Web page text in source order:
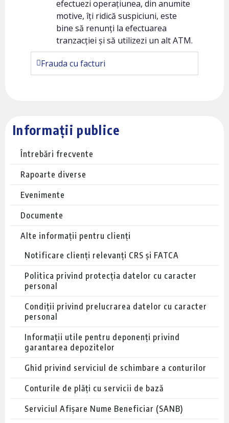
Informații publice
Întrebări frecvente
Rapoarte diverse
Evenimente
Documente
Alte informații pentru clienți
Notificare clienți relevanți CRS și FATCA
Politica privind protecția datelor cu caracter
personal
Condiții privind prelucrarea datelor cu caracter
personal
Informații utile pentru deponenți privind
garantarea depozitelor
Ghid privind serviciul de schimbare a conturilor
Conturile de plăți cu servicii de bază
Serviciul Afișare Nume Beneficiar (SANB)
efectuezi operațiunea, din anumite
motive, îți ridică suspiciuni, este
bine să renunți la efectuarea
tranzacției și să utilizezi un alt ATM.
Frauda cu facturi